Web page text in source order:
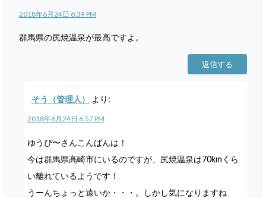
2018年6月24日 6:39 PM
群馬県の尻焼温泉が最高ですよ。
返信する
そう（管理人） より:
2018年6月24日 6:57 PM
ゆうぴ〜さんこんばんは！
今は群馬県高崎市にいるのですが、尻焼温泉は70kmくら
い離れているようです！
うーんちょっと遠いか・・・。しかし気になりますね